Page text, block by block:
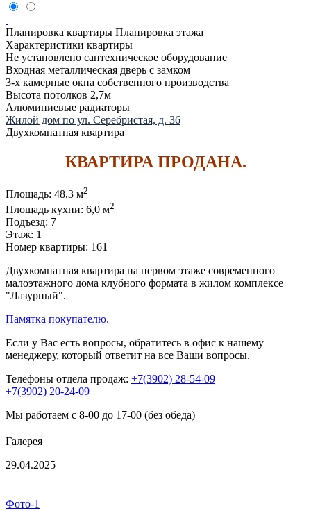
Планировка квартиры Планировка этажа
Характеристики квартиры
Не установлено сантехническое оборудование
Входная металлическая дверь с замком
3-х камерные окна собственного производства
Высота потолков 2,7м
Алюминиевые радиаторы
Жилой дом по ул. Серебристая, д. 36
Двухкомнатная квартира
КВАРТИРА ПРОДАНА.
Площадь: 48,3 м2
Площадь кухни: 6,0 м2
Подъезд: 7
Этаж: 1
Номер квартиры: 161
Двухкомнатная квартира на первом этаже современного
малоэтажного дома клубного формата в жилом комплексе
"Лазурный".
Памятка покупателю.
Если у Вас есть вопросы, обратитесь в офис к нашему
менеджеру, который ответит на все Ваши вопросы.
Телефоны отдела продаж: +7(3902) 28-54-09
+7(3902) 20-24-09
Мы работаем с 8-00 до 17-00 (без обеда)
Галерея
29.04.2025
Фото-1